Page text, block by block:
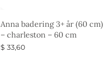
Anna badering 3+ år (60 cm)
– charleston – 60 cm
$ 33,60